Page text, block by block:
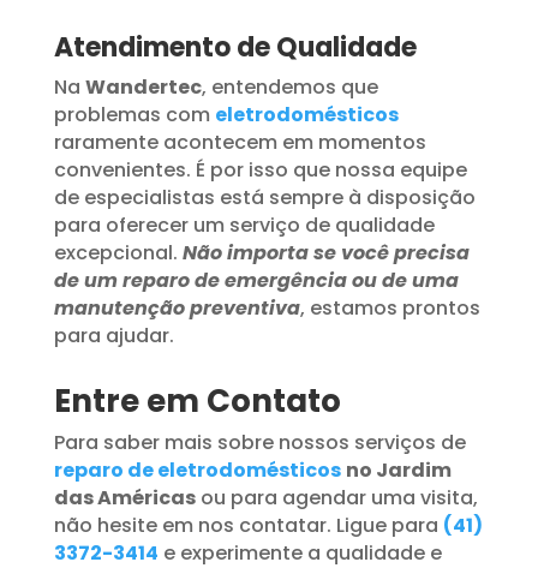
Atendimento de Qualidade
Na Wandertec, entendemos que
problemas com eletrodomésticos
raramente acontecem em momentos
convenientes. É por isso que nossa equipe
de especialistas está sempre à disposição
para oferecer um serviço de qualidade
excepcional. Não importa se você precisa
de um reparo de emergência ou de uma
manutenção preventiva, estamos prontos
para ajudar.
Entre em Contato
Para saber mais sobre nossos serviços de
reparo de eletrodomésticos no Jardim
das Américasou para agendar uma visita,
não hesite em nos contatar. Ligue para (41)
3372-3414 e experimente a qualidade e